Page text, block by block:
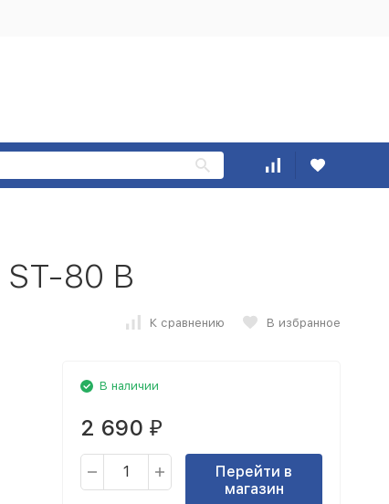
80 B
К сравнению В избранное
В наличии
2 690 ₽
Перейти в
магазин